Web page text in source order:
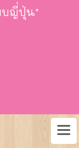
บญี่ปุ่น"